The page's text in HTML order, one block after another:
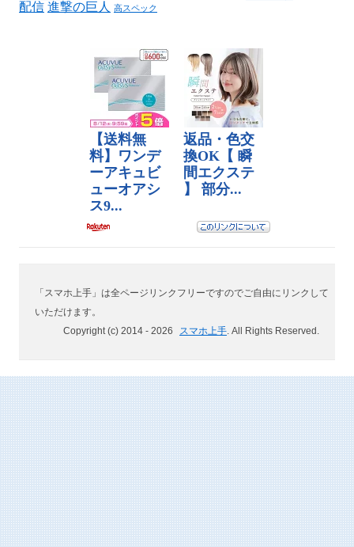
配信 進撃の巨人 高スペック
「スマホ上手」は全ページリンクフリーですのでご自由にリンクして
いただけます。
Copyright (c) 2014 - 2026 スマホ上手 . All Rights Reserved.